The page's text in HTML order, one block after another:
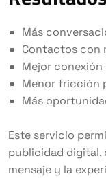
Más
Contactos con
Mejor
Menor fricción
Más
Este servicio
publicidad digital,
mensaje y la